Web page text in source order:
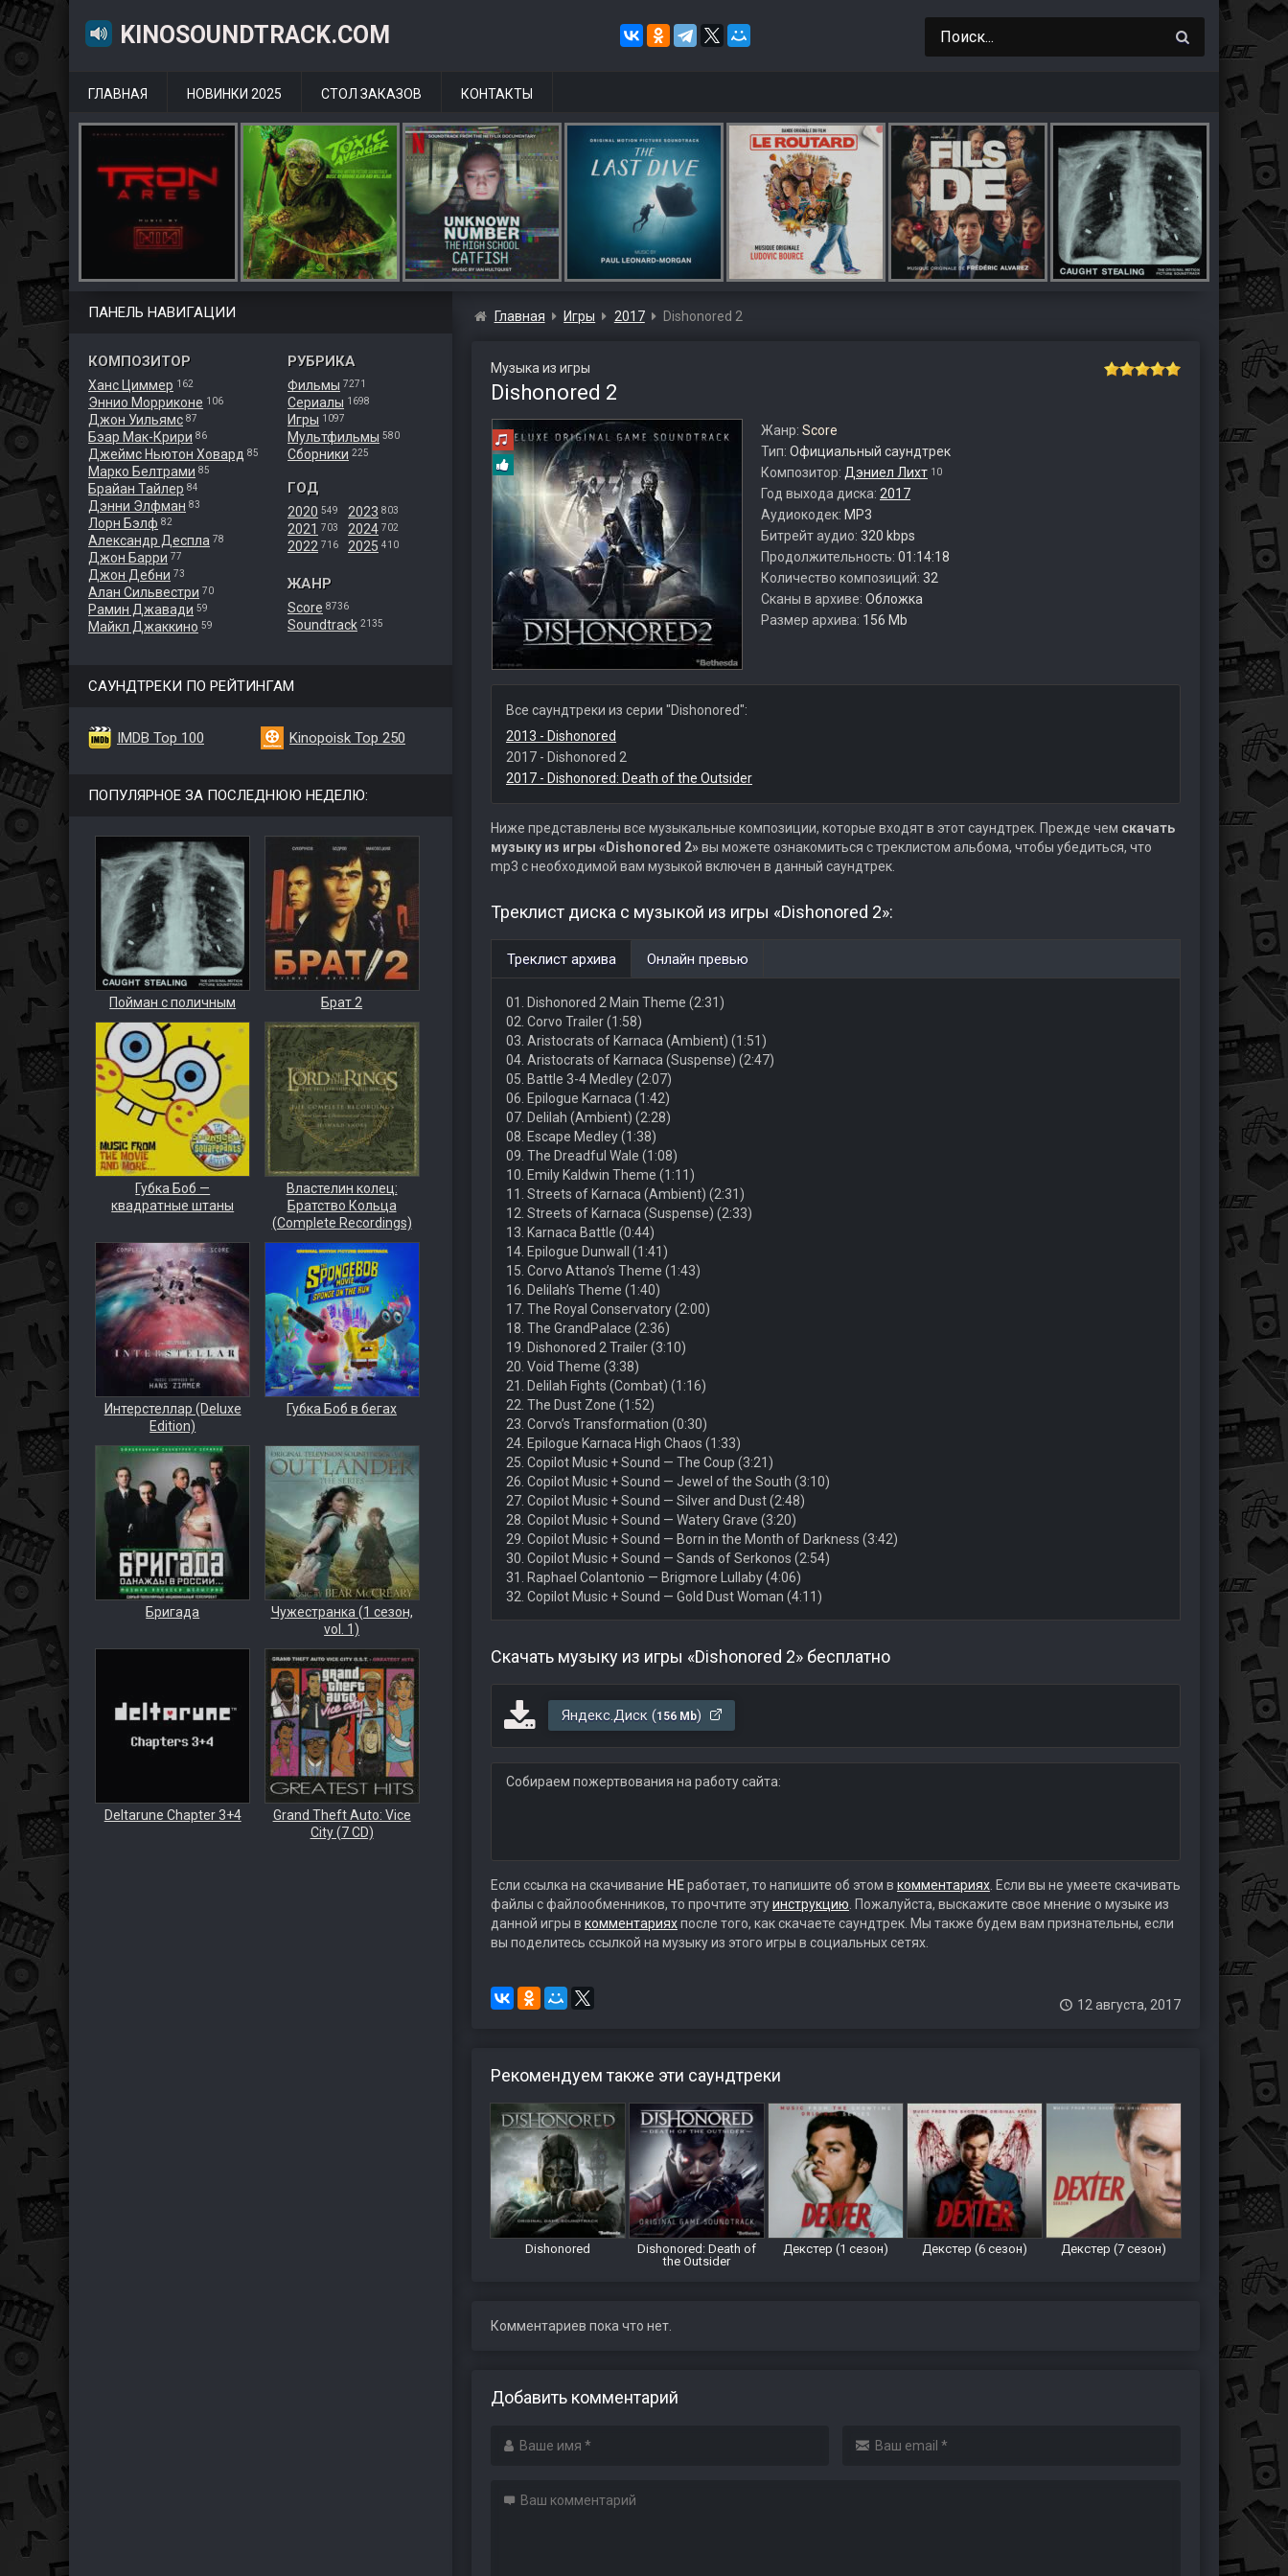
KINOSOUNDTRACK.COM
ГЛАВНАЯ НОВИНКИ 2025 СТОЛ ЗАКАЗОВ КОНТАКТЫ
ПАНЕЛЬ НАВИГАЦИИ
КОМПОЗИТОР
Ханс Циммер 162
Эннио Морриконе 106
Джон Уильямс 87
Бэар Мак-Крири 86
Джеймс Ньютон Ховард 85
Марко Белтрами 85
Брайан Тайлер 84
Дэнни Элфман 83
Лорн Бэлф 82
Александр Деспла 78
Джон Барри 77
Джон Дебни 73
Алан Сильвестри 70
Рамин Джавади 59
Майкл Джаккино 59
РУБРИКА
Фильмы 7271
Сериалы 1698
Игры 1097
Мультфильмы 580
Сборники 225
ГОД
2020 549
2021 703
2022 716
2023 803
2024 702
2025 410
ЖАНР
Score 8736
Soundtrack 2135
САУНДТРЕКИ ПО РЕЙТИНГАМ
IMDB Top 100 Kinopoisk Top 250
ПОПУЛЯРНОЕ ЗА ПОСЛЕДНЮЮ НЕДЕЛЮ:
Пойман с поличным Брат 2
Губка Боб —
квадратные штаны
Властелин колец:
Братство Кольца
(Complete Recordings)
Интерстеллар (Deluxe
Edition)
Губка Боб в бегах
Бригада
Чужестранка (1 сезон,
vol. 1)
Deltarune Chapter 3+4
Grand Theft Auto: Vice
City (7 CD)
Главная Игры 2017 Dishonored 2
Музыка из игры
Dishonored 2
Жанр: Score
Тип: Официальный саундтрек
Композитор: Дэниел Лихт 10
Год выхода диска: 2017
Аудиокодек: MP3
Битрейт аудио: 320 kbps
Продолжительность: 01:14:18
Количество композиций: 32
Сканы в архиве: Обложка
Размер архива: 156 Mb
Все саундтреки из серии "Dishonored":
2013 - Dishonored
2017 - Dishonored 2
2017 - Dishonored: Death of the Outsider
Ниже представлены все музыкальные композиции, которые входят в этот саундтрек. Прежде чем скачать
музыку из игры «Dishonored 2»вы можете ознакомиться с треклистом альбома, чтобы убедиться, что
mp3 с необходимой вам музыкой включен в данный саундтрек.
Треклист диска с музыкой из игры «Dishonored 2»:
Треклист архива Онлайн превью
01. Dishonored 2 Main Theme (2:31)
02. Corvo Trailer (1:58)
03. Aristocrats of Karnaca (Ambient) (1:51)
04. Aristocrats of Karnaca (Suspense) (2:47)
05. Battle 3-4 Medley (2:07)
06. Epilogue Karnaca (1:42)
07. Delilah (Ambient) (2:28)
08. Escape Medley (1:38)
09. The Dreadful Wale (1:08)
10. Emily Kaldwin Theme (1:11)
11. Streets of Karnaca (Ambient) (2:31)
12. Streets of Karnaca (Suspense) (2:33)
13. Karnaca Battle (0:44)
14. Epilogue Dunwall (1:41)
15. Corvo Attano’s Theme (1:43)
16. Delilah’s Theme (1:40)
17. The Royal Conservatory (2:00)
18. The GrandPalace (2:36)
19. Dishonored 2 Trailer (3:10)
20. Void Theme (3:38)
21. Delilah Fights (Combat) (1:16)
22. The Dust Zone (1:52)
23. Corvo’s Transformation (0:30)
24. Epilogue Karnaca High Chaos (1:33)
25. Copilot Music + Sound — The Coup (3:21)
26. Copilot Music + Sound — Jewel of the South (3:10)
27. Copilot Music + Sound — Silver and Dust (2:48)
28. Copilot Music + Sound — Watery Grave (3:20)
29. Copilot Music + Sound — Born in the Month of Darkness (3:42)
30. Copilot Music + Sound — Sands of Serkonos (2:54)
31. Raphael Colantonio — Brigmore Lullaby (4:06)
32. Copilot Music + Sound — Gold Dust Woman (4:11)
Скачать музыку из игры «Dishonored 2» бесплатно
Яндекс.Диск (156 Mb)
Собираем пожертвования на работу сайта:
Если ссылка на скачивание НЕработает, то напишите об этом в комментариях. Если вы не умеете скачивать
файлы с файлообменников, то прочтите этуинструкцию . Пожалуйста, выскажите свое мнение о музыке из
данной игры в комментарияхпосле того, как скачаете саундтрек. Мы также будем вам признательны, если
вы поделитесь ссылкой на музыку из этого игры в социальных сетях.
12 августа, 2017
Рекомендуем также эти саундтреки
Dishonored
Dishonored: Death of
the Outsider
Декстер (1 сезон) Декстер (6 сезон) Декстер (7 сезон)
Комментариев пока что нет.
Добавить комментарий